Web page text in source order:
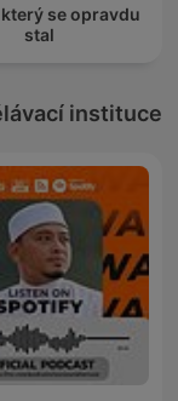
se opravdu
stal
instituce